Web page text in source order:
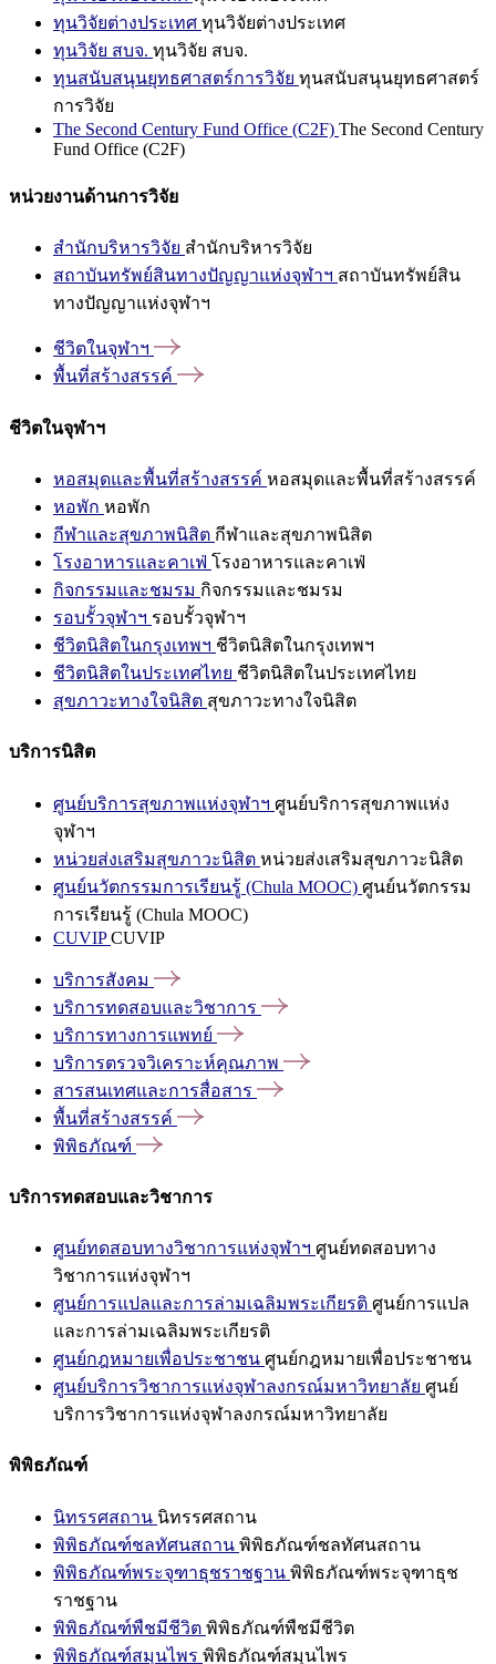
ทุนวิจัยต่างประเทศ ทุนวิจัยต่างประเทศ
ทุนวิจัย สบจ. ทุนวิจัย สบจ.
ทุนสนับสนุนยุทธศาสตร์การวิจัย ทุนสนับสนุนยุทธศาสตร์
การวิจัย
The Second Century Fund Office (C2F) The Second Century
Fund Office (C2F)
หน่วยงานด้านการวิจัย
สำนักบริหารวิจัย สำนักบริหารวิจัย
สถาบันทรัพย์สินทางปัญญาแห่งจุฬาฯ สถาบันทรัพย์สิน
ทางปัญญาแห่งจุฬาฯ
ชีวิตในจุฬาฯ
พื้นที่สร้างสรรค์
ชีวิตในจุฬาฯ
หอสมุดและพื้นที่สร้างสรรค์ หอสมุดและพื้นที่สร้างสรรค์
หอพัก หอพัก
กีฬาและสุขภาพนิสิต กีฬาและสุขภาพนิสิต
โรงอาหารและคาเฟ่ โรงอาหารและคาเฟ่
กิจกรรมและชมรม กิจกรรมและชมรม
รอบรั้วจุฬาฯ รอบรั้วจุฬาฯ
ชีวิตนิสิตในกรุงเทพฯ ชีวิตนิสิตในกรุงเทพฯ
ชีวิตนิสิตในประเทศไทย ชีวิตนิสิตในประเทศไทย
สุขภาวะทางใจนิสิต สุขภาวะทางใจนิสิต
บริการนิสิต
ศูนย์บริการสุขภาพแห่งจุฬาฯ ศูนย์บริการสุขภาพแห่ง
จุฬาฯ
หน่วยส่งเสริมสุขภาวะนิสิต หน่วยส่งเสริมสุขภาวะนิสิต
ศูนย์นวัตกรรมการเรียนรู้ (Chula MOOC) ศูนย์นวัตกรรม
การเรียนรู้ (Chula MOOC)
CUVIPCUVIP
บริการสังคม
บริการทดสอบและวิชาการ
บริการทางการแพทย์
บริการตรวจวิเคราะห์คุณภาพ
สารสนเทศและการสื่อสาร
พื้นที่สร้างสรรค์
พิพิธภัณฑ์
บริการทดสอบและวิชาการ
ศูนย์ทดสอบทางวิชาการแห่งจุฬาฯ ศูนย์ทดสอบทาง
วิชาการแห่งจุฬาฯ
ศูนย์การแปลและการล่ามเฉลิมพระเกียรติ ศูนย์การแปล
และการล่ามเฉลิมพระเกียรติ
ศูนย์กฎหมายเพื่อประชาชน ศูนย์กฎหมายเพื่อประชาชน
ศูนย์บริการวิชาการแห่งจุฬาลงกรณ์มหาวิทยาลัย ศูนย์
บริการวิชาการแห่งจุฬาลงกรณ์มหาวิทยาลัย
พิพิธภัณฑ์
นิทรรศสถาน นิทรรศสถาน
พิพิธภัณฑ์ชลทัศนสถาน พิพิธภัณฑ์ชลทัศนสถาน
พิพิธภัณฑ์พระจุฑาธุชราชฐาน พิพิธภัณฑ์พระจุฑาธุช
ราชฐาน
พิพิธภัณฑ์พืชมีชีวิต พิพิธภัณฑ์พืชมีชีวิต
พิพิธภัณฑ์สมุนไพร พิพิธภัณฑ์สมุนไพร